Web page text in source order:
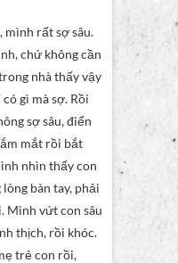
mình rất sợ sâu.
chứ không cần
nhà thấy vậy
gì mà sợ. Rồi
sợ sâu, điển
mắt rồi bắt
nhìn thấy con
bàn tay, phải
Mình vứt con sâu
thịch, rồi khóc.
trẻ con rồi,